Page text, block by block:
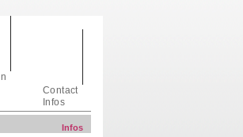
Contact
Infos
Infos